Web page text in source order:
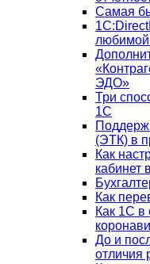
Самая
ЭДО»
Три
1С
(ЭТК) в
Как
кабинет
Как
Как 1С в
До и
отличия